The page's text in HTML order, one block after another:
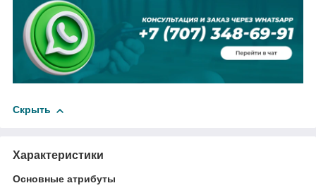
Скрыть
Характеристики
Основные атрибуты